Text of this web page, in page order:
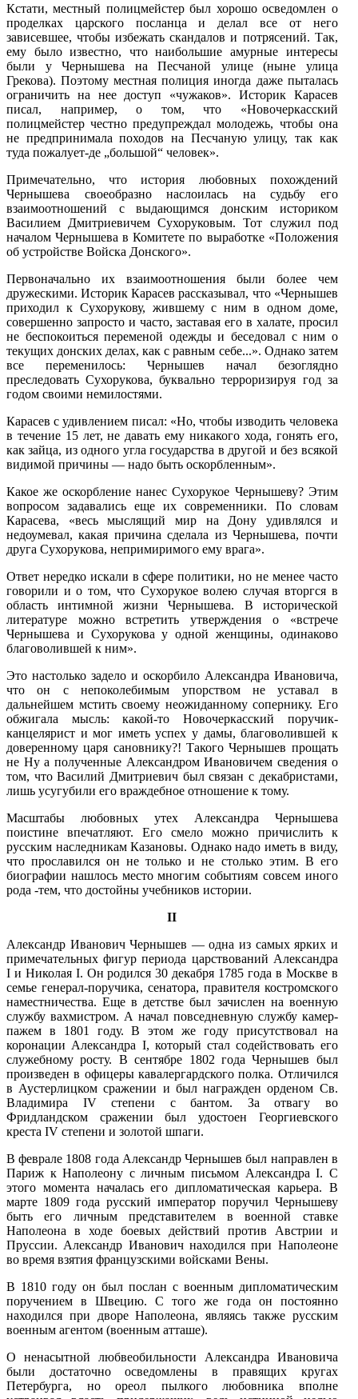
Кстати, местный полицмейстер был хорошо осведомлен о
проделках царского посланца и делал все от него
зависевшее, чтобы избежать скандалов и потрясений. Так,
ему было известно, что наибольшие амурные интересы
были у Чернышева на Песчаной улице (ныне улица
Грекова). Поэтому местная полиция иногда даже пыталась
ограничить на нее доступ «чужаков». Историк Карасев
писал, например, о том, что «Новочеркасский
полицмейстер честно предупреждал молодежь, чтобы она
не предпринимала походов на Песчаную улицу, так как
туда пожалует-де „большой“ человек».
Примечательно, что история любовных похождений
Чернышева своеобразно наслоилась на судьбу его
взаимоотношений с выдающимся донским историком
Василием Дмитриевичем Сухоруковым. Тот служил под
началом Чернышева в Комитете по выработке «Положения
об устройстве Войска Донского».
Первоначально их взаимоотношения были более чем
дружескими. Историк Карасев рассказывал, что «Чернышев
приходил к Сухорукову, жившему с ним в одном доме,
совершенно запросто и часто, заставая его в халате, просил
не беспокоиться переменой одежды и беседовал с ним о
текущих донских делах, как с равным себе...». Однако затем
все пере­менилось: Чернышев начал безоглядно
преследовать Сухорукова, буквально терроризируя год за
годом своими немилостями.
Карасев с удивлением писал: «Но, чтобы изводить человека
в течение 15 лет, не давать ему никакого хода, гонять его,
как зайца, из одного угла государства в другой и без всякой
видимой причины — надо быть оскорб­ленным».
Какое же оскорбление нанес Сухорукое Чернышеву? Этим
вопросом задавались еще их современники. По словам
Карасева, «весь мыслящий мир на Дону удивлялся и
недоумевал, какая причина сделала из Чернышева, почти
друга Сухорукова, непримиримого ему врага».
Ответ нередко искали в сфере политики, но не менее часто
говорили и о том, что Сухорукое волею случая вторгся в
область интимной жизни Чернышева. В исторической
литературе можно встретить утверждения о «встрече
Чернышева и Сухорукова у одной женщины, одинаково
благо­волившей к ним».
Это настолько задело и оскорбило Александра Ивановича,
что он с непоколебимым упорством не уставал в
дальнейшем мстить своему не­ожиданному сопернику. Его
обжигала мысль: какой-то Новочеркасский поручик-
канцелярист и мог иметь успех у дамы, благоволившей к
доверенному царя сановнику?! Такого Чернышев прощать
не Ну а полученные Александром Ивановичем сведения о
том, что Василий Дмитриевич был связан с декабристами,
лишь усугубили его враждебное отношение к тому.
Масштабы любовных утех Александра Чернышева
поистине впе­чатляют. Его смело можно причислить к
русским наследникам Казановы. Однако надо иметь в виду,
что прославился он не только и не столько этим. В его
биографии нашлось место многим событиям совсем иного
рода -тем, что достойны учебников истории.
II
Александр Иванович Чернышев — одна из самых ярких и
при­мечательных фигур периода царствований Александра
I и Николая I. Он родился 30 декабря 1785 года в Москве в
семье генерал-поручика, сенатора, правителя костромского
наместничества. Еще в детстве был зачислен на военную
службу вахмистром. А начал повседневную службу камер-
пажем в 1801 году. В этом же году присутствовал на
коронации Александра I, который стал содействовать его
служебному росту. В сентябре 1802 года Чернышев был
произведен в офицеры кавалергардского полка. Отличился
в Аустерлицком сражении и был награжден орденом Св.
Владимира IV степени с бантом. За отвагу во
Фридландском сражении был удостоен Георгиевского
креста IV степени и золотой шпаги.
В феврале 1808 года Александр Чернышев был направлен в
Париж к Наполеону с личным письмом Александра I. С
этого момента началась его дипломатическая карьера. В
марте 1809 года русский император поручил Чернышеву
быть его личным представителем в военной ставке
Наполеона в ходе боевых действий против Австрии и
Пруссии. Александр Иванович находился при Наполеоне
во время взятия французскими войсками Вены.
В 1810 году он был послан с военным дипломатическим
поручением в Швецию. С того же года он постоянно
находился при дворе Наполеона, являясь также русским
военным агентом (военным атташе).
О ненасытной любвеобильности Александра Ивановича
были достаточно осведомлены в правящих кругах
Петербурга, но ореол пылкого любовника вполне